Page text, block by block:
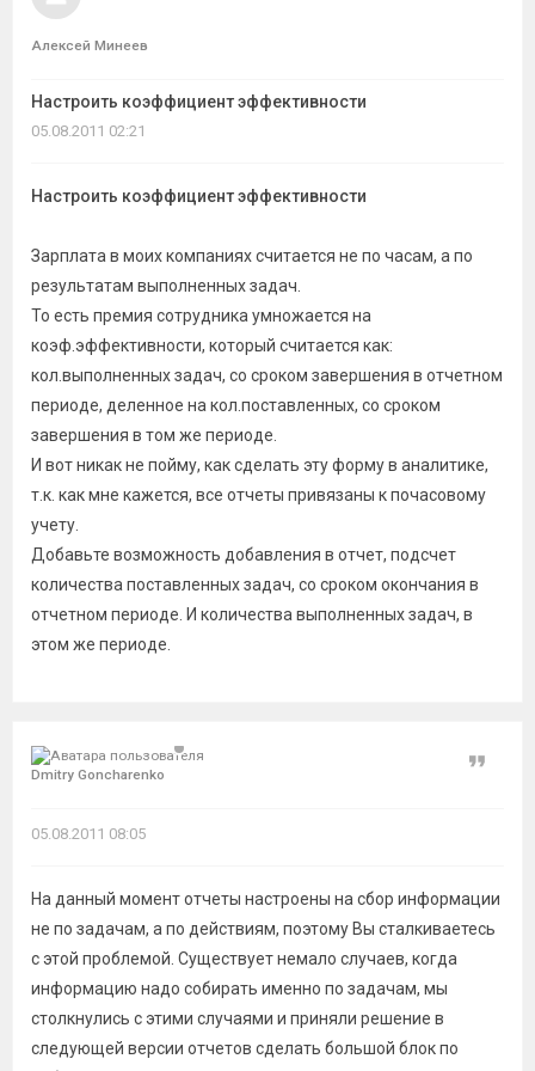
темы
Алексей Минеев
Настроить коэффициент эффективности
05.08.2011 02:21
Настроить коэффициент эффективности
Зарплата в моих компаниях считается не по часам, а по
результатам выполненных задач.
То есть премия сотрудника умножается на
коэф.эффективности, который считается как:
кол.выполненных задач, со сроком завершения в отчетном
периоде, деленное на кол.поставленных, со сроком
завершения в том же периоде.
И вот никак не пойму, как сделать эту форму в аналитике,
т.к. как мне кажется, все отчеты привязаны к почасовому
учету.
Добавьте возможность добавления в отчет, подсчет
количества поставленных задач, со сроком окончания в
отчетном периоде. И количества выполненных задач, в
этом же периоде.
Dmitry Goncharenko
Цитата
05.08.2011 08:05
На данный момент отчеты настроены на сбор информации
не по задачам, а по действиям, поэтому Вы сталкиваетесь
с этой проблемой. Существует немало случаев, когда
информацию надо собирать именно по задачам, мы
столкнулись с этими случаями и приняли решение в
следующей версии отчетов сделать большой блок по